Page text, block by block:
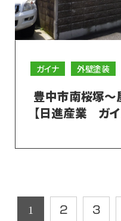
ガイナ 外壁塗装
豊中市南桜塚～
【日進産業 ガイ
1 2 3